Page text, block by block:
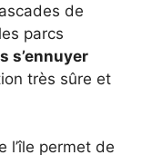
de
parcs
s’ennuyer
très sûre et
l’île permet de